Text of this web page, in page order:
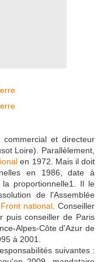
et directeur
Loire). Parallèlement,
en 1972. Mais il doit
en 1986, date à
proportionnelle1. Il le
de l'Assemblée
Front national . Conseiller
puis conseiller de Paris
Alpes-Côte d'Azur de
à 2001.
suivantes :